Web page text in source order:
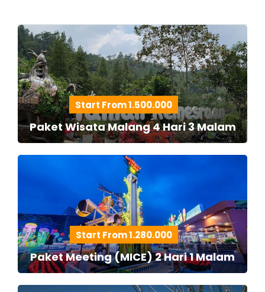
Start From 1.500.000
Paket Wisata Malang 4 Hari 3 Malam
Start From 1.280.000
Paket Meeting (MICE) 2 Hari 1 Malam